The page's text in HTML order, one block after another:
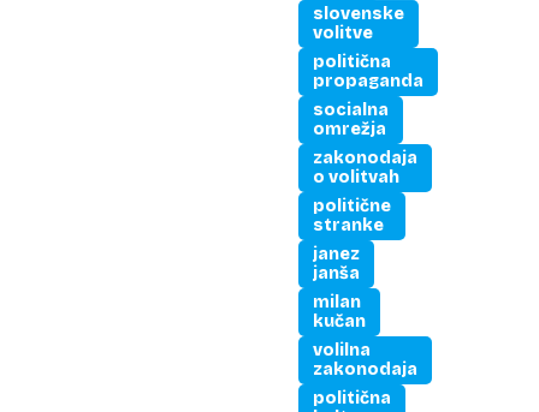
slovenske
volitve
politična
propaganda
socialna
omrežja
zakonodaja
o volitvah
politične
stranke
janez
janša
milan
kučan
volilna
zakonodaja
politična